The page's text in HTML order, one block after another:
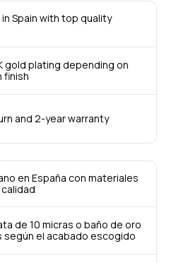
Spain with top quality
gold plating depending on
finish
and 2-year warranty
en España con materiales
de 10 micras o baño de oro
según el acabado escogido